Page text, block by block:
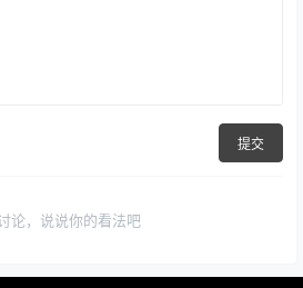
提交
论，说说你的看法吧